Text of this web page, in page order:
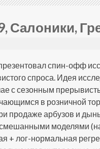
Салоники,
спин-офф
спроса. Идея
с сезонным
в розничной
продаже арбузов и
смешанными моделями
+ лог-нормальная